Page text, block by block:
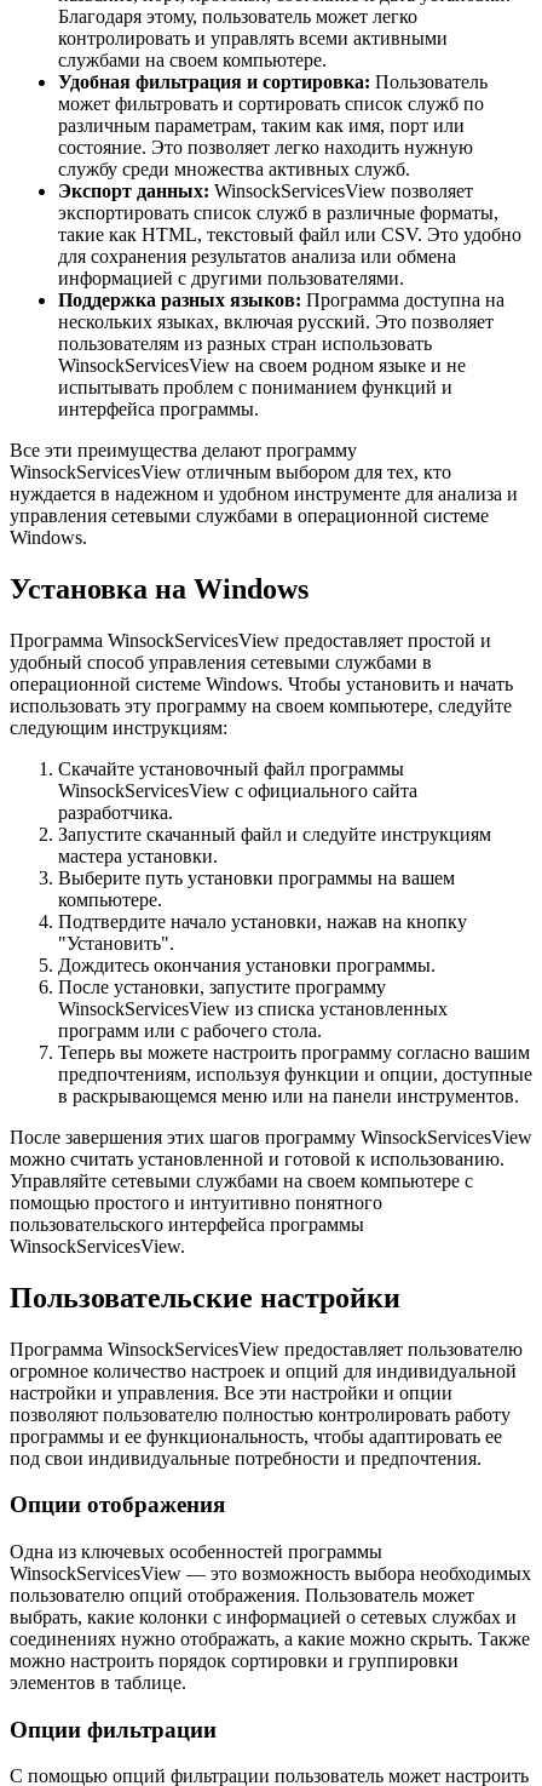
Благодаря этому, пользователь может легко
контролировать и управлять всеми активными
службами на своем компьютере.
Удобная фильтрация и сортировка: Пользователь
может фильтровать и сортировать список служб по
различным параметрам, таким как имя, порт или
состояние. Это позволяет легко находить нужную
службу среди множества активных служб.
Экспорт данных: WinsockServicesView позволяет
экспортировать список служб в различные форматы,
такие как HTML, текстовый файл или CSV. Это удобно
для сохранения результатов анализа или обмена
информацией с другими пользователями.
Поддержка разных языков: Программа доступна на
нескольких языках, включая русский. Это позволяет
пользователям из разных стран использовать
WinsockServicesView на своем родном языке и не
испытывать проблем с пониманием функций и
интерфейса программы.
Все эти преимущества делают программу
WinsockServicesView отличным выбором для тех, кто
нуждается в надежном и удобном инструменте для анализа и
управления сетевыми службами в операционной системе
Windows.
Установка на Windows
Программа WinsockServicesView предоставляет простой и
удобный способ управления сетевыми службами в
операционной системе Windows. Чтобы установить и начать
использовать эту программу на своем компьютере, следуйте
следующим инструкциям:
Скачайте установочный файл программы
WinsockServicesView с официального сайта
разработчика.
Запустите скачанный файл и следуйте инструкциям
мастера установки.
Выберите путь установки программы на вашем
компьютере.
Подтвердите начало установки, нажав на кнопку
"Установить".
Дождитесь окончания установки программы.
После установки, запустите программу
WinsockServicesView из списка установленных
программ или с рабочего стола.
Теперь вы можете настроить программу согласно вашим
предпочтениям, используя функции и опции, доступные
в раскрывающемся меню или на панели инструментов.
После завершения этих шагов программу WinsockServicesView
можно считать установленной и готовой к использованию.
Управляйте сетевыми службами на своем компьютере с
помощью простого и интуитивно понятного
пользовательского интерфейса программы
WinsockServicesView.
Пользовательские настройки
Программа WinsockServicesView предоставляет пользователю
огромное количество настроек и опций для индивидуальной
настройки и управления. Все эти настройки и опции
позволяют пользователю полностью контролировать работу
программы и ее функциональность, чтобы адаптировать ее
под свои индивидуальные потребности и предпочтения.
Опции отображения
Одна из ключевых особенностей программы
WinsockServicesView — это возможность выбора необходимых
пользователю опций отображения. Пользователь может
выбрать, какие колонки с информацией о сетевых службах и
соединениях нужно отображать, а какие можно скрыть. Также
можно настроить порядок сортировки и группировки
элементов в таблице.
Опции фильтрации
С помощью опций фильтрации пользователь может настроить